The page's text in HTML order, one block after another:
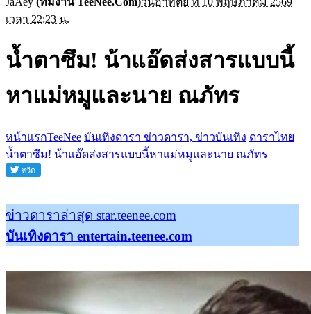
เวลา 22:23 น.
น้ำตาซึม! น้าแอ๊ดส่งสารแบบนี้
หาแม่หมูและนาย ณภัทร
หน้าแรกTeeNee บันเทิงดารา ข่าวดารา, ข่าวบันเทิง ดาราไทย
น้ำตาซึม! น้าแอ๊ดส่งสารแบบนี้หาแม่หมูและนาย ณภัทร
ข่าวดาราล่าสุด star.teenee.com
บันเทิงดารา entertain.teenee.com